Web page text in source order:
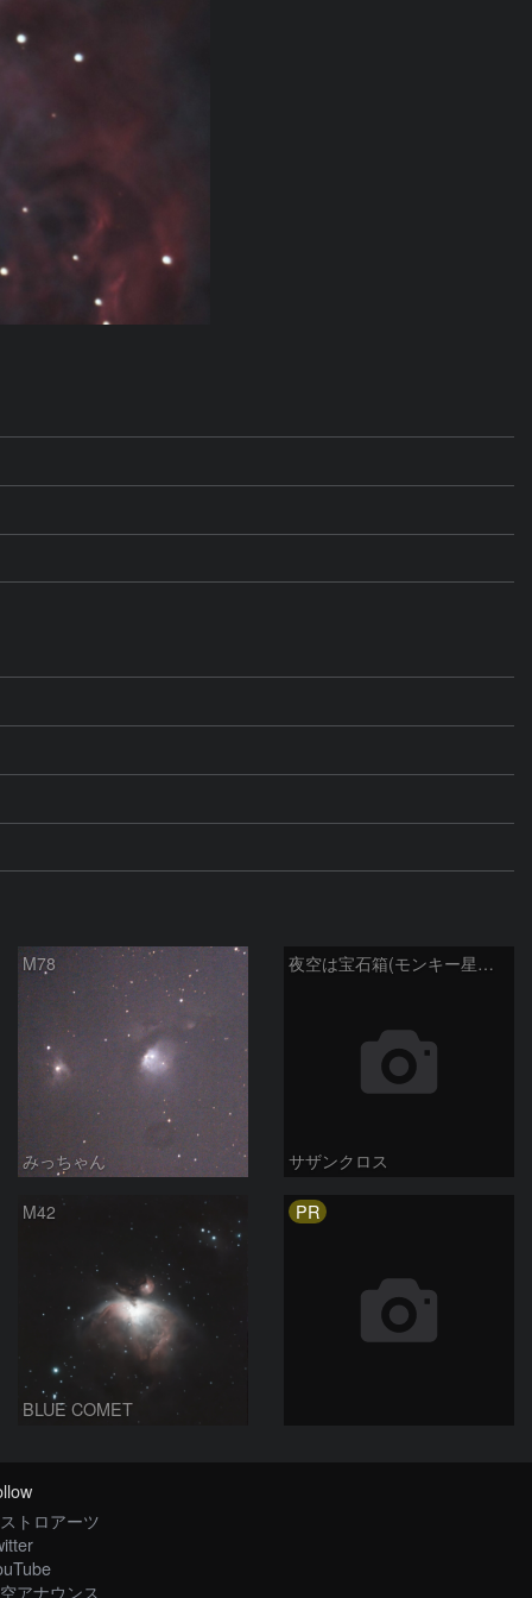
M78
みっちゃん
夜空は宝石箱(モンキー星雲 NGC2174) Seestar50
サザンクロス
M42
BLUE COMET
PR
トロアーツ
アナウンス